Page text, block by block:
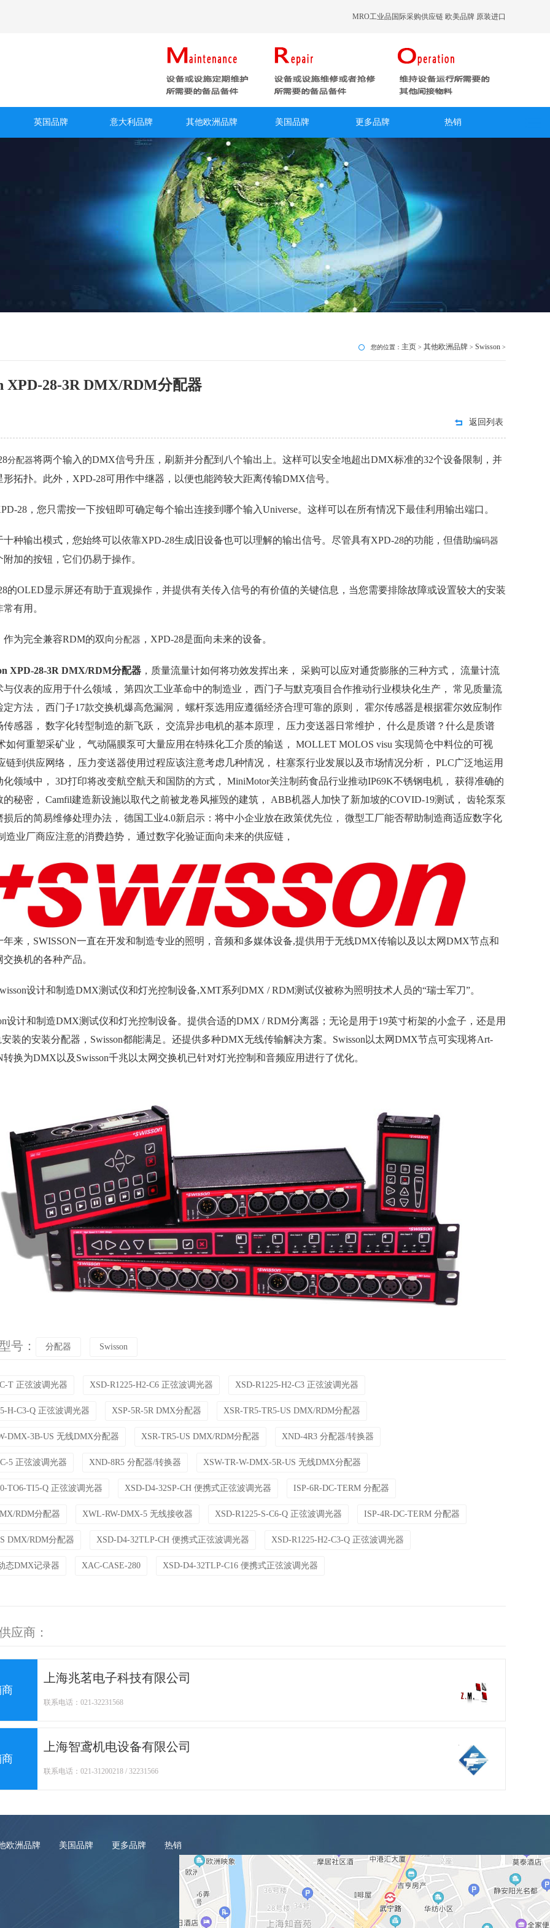
MRO工业品国际采购供应链 欧美品牌 原装进口
英国品牌 意大利品牌 其他欧洲品牌 美国品牌 更多品牌 热销
您的位置： 主页 > 其他欧洲品牌 > Swisson >
XPD-28-3R DMX/RDM分配器
返回列表
分配器将两个输入的DMX信号升压，刷新并分配到八个输出上。这样可以安全地超出DMX标准的32个设备限制，并
形拓扑。此外，XPD-28可用作中继器，以便也能跨较大距离传输DMX信号。
28，您只需按一下按钮即可确定每个输出连接到哪个输入Universe。这样可以在所有情况下最佳利用输出端口。
十种输出模式，您始终可以依靠XPD-28生成旧设备也可以理解的输出信号。尽管具有XPD-28的功能，但借助编码器
加的按钮，它们仍易于操作。
的OLED显示屏还有助于直观操作，并提供有关传入信号的有价值的关键信息，当您需要排除故障或设置较大的安装
有用。
作为完全兼容RDM的双向分配器 ，XPD-28是面向未来的设备。
XPD-28-3R DMX/RDM分配器 ，质量流量计如何将功效发挥出来， 采购可以应对通货膨胀的三种方式， 流量计流
与仪表的应用于什么领域， 第四次工业革命中的制造业， 西门子与默克项目合作推动行业模块化生产， 常见质量流
定方法， 西门子17款交换机爆高危漏洞， 螺杆泵选用应遵循经济合理可靠的原则， 霍尔传感器是根据霍尔效应制作
传感器， 数字化转型制造的新飞跃， 交流异步电机的基本原理， 压力变送器日常维护， 什么是质谱？什么是质谱
如何重塑采矿业， 气动隔膜泵可大量应用在特殊化工介质的输送， MOLLET MOLOS visu 实现筒仓中料位的可视
链到供应网络， 压力变送器使用过程应该注意考虑几种情况， 柱塞泵行业发展以及市场情况分析， PLC广泛地运用
化领域中， 3D打印将改变航空航天和国防的方式， MiniMotor关注制药食品行业推动IP69K不锈钢电机， 获得准确的
的秘密， Camfil建造新设施以取代之前被龙卷风摧毁的建筑， ABB机器人加快了新加坡的COVID-19测试， 齿轮泵泵
损后的简易维修处理办法， 德国工业4.0新启示：将中小企业放在政策优先位， 微型工厂能否帮助制造商适应数字化
造业厂商应注意的消费趋势， 通过数字化验证面向未来的供应链，
年来，SWISSON一直在开发和制造专业的照明，音频和多媒体设备,提供用于无线DMX传输以及以太网DMX节点和
换机的各种产品。
设计和制造DMX测试仪和灯光控制设备,XMT系列DMX / RDM测试仪被称为照明技术人员的“瑞士军刀”。
设计和制造DMX测试仪和灯光控制设备。提供合适的DMX / RDM分离器；无论是用于19英寸桁架的小盒子，还是用
装的安装分配器，Swisson都能满足。还提供多种DMX无线传输解决方案。Swisson以太网DMX节点可实现将Art-
转换为DMX以及Swisson千兆以太网交换机已针对灯光控制和音频应用进行了优化。
号： 分配器 Swisson
T 正弦波调光器 XSD-R1225-H2-C6 正弦波调光器 XSD-R1225-H2-C3 正弦波调光器
H-C3-Q 正弦波调光器 XSP-5R-5R DMX分配器 XSR-TR5-TR5-US DMX/RDM分配器
DMX-3B-US 无线DMX分配器 XSR-TR5-US DMX/RDM分配器 XND-4R3 分配器/转换器
5 正弦波调光器 XND-8R5 分配器/转换器 XSW-TR-W-DMX-5R-US 无线DMX分配器
TO6-TI5-Q 正弦波调光器 XSD-D4-32SP-CH 便携式正弦波调光器 ISP-6R-DC-TERM 分配器
RDM分配器 XWL-RW-DMX-5 无线接收器 XSD-R1225-S-C6-Q 正弦波调光器 ISP-4R-DC-TERM 分配器
DMX/RDM分配器 XSD-D4-32TLP-CH 便携式正弦波调光器 XSD-R1225-H2-C3-Q 正弦波调光器
态DMX记录器 XAC-CASE-280 XSD-D4-32TLP-C16 便携式正弦波调光器
应商：
上海兆茗电子科技有限公司
联系电话：021-32231568
上海智鸢机电设备有限公司
联系电话：021-31200218 / 32231566
欧洲品牌 美国品牌 更多品牌 热销